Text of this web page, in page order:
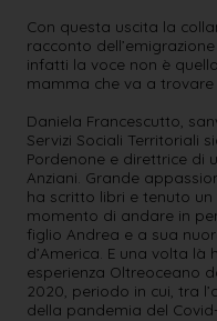
Con questa uscita la
racconto
infatti la voce non è
mamma che va a
Daniela Francescutto,
Servizi Sociali Territoriali
Pordenone e direttrice di
Anziani. Grande
ha scritto libri e tenuto
momento di andare in
figlio Andrea e a sua
d’America. E una volta
esperienza Oltreoceano
2020, periodo in cui, tra
della pandemia del Covid-